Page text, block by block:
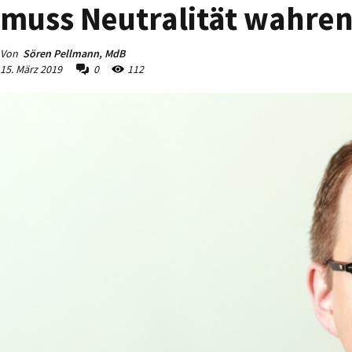
muss Neutralität
Von Sören Pellmann, MdB
15. März 2019
0 112